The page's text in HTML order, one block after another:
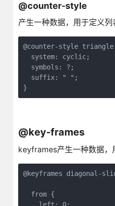
@counter-style
产生一种数据，用于定义列
@counter-style
  system: cyclic;
  symbols: ?;
  suffix: " ";
}
@key-frames
keyframes产生一种数据，
@keyframes diagonal-
  from {